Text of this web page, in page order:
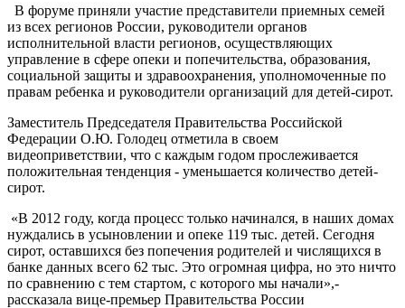
В форуме приняли участие представители приемных семей
из всех регионов России, руководители органов
исполнительной власти регионов, осуществляющих
управление в сфере опеки и попечительства, образования,
социальной защиты и здравоохранения, уполномоченные по
правам ребенка и руководители организаций для детей-сирот.
Заместитель Председателя Правительства Российской
Федерации О.Ю. Голодец отметила в своем
видеоприветствии, что с каждым годом прослеживается
положительная тенденция - уменьшается количество детей-
сирот.
«В 2012 году, когда процесс только начинался, в наших домах
нуждались в усыновлении и опеке 119 тыс. детей. Сегодня
сирот, оставшихся без попечения родителей и числящихся в
банке данных всего 62 тыс. Это огромная цифра, но это ничто
по сравнению с тем стартом, с которого мы начали»,-
рассказала вице-премьер Правительства России